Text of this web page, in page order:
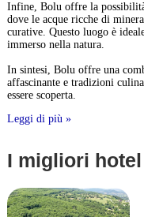
Infine, Bolu offre la
dove le acque ricche di
curative. Questo luogo è
immerso nella natura.
In sintesi, Bolu offre una
affascinante e tradizioni
essere scoperta.
Leggi di più »
I migliori